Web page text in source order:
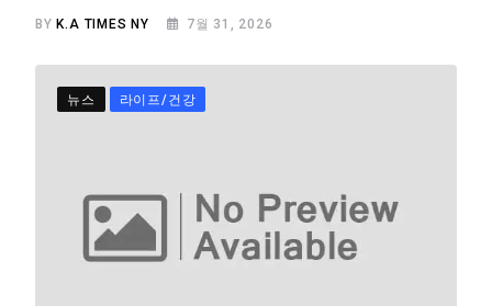
BYK.A TIMES NY 7월 31, 2026
뉴스 라이프/건강